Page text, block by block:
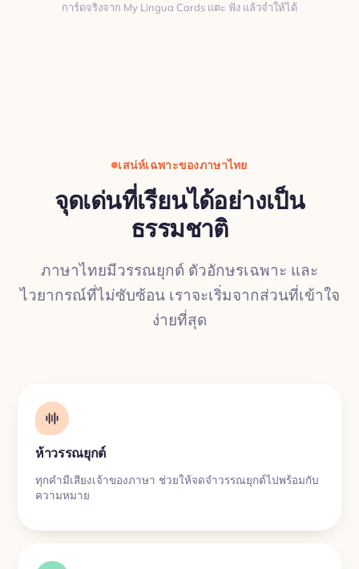
การ์ดจริงจาก My Lingua Cards แตะ ฟัง แล้วจำให้ได้
เสน่ห์เฉพาะของภาษาไทย
จุดเด่นที่เรียนได้อย่างเป็น
ธรรมชาติ
ภาษาไทยมีวรรณยุกต์ ตัวอักษรเฉพาะ และ
ไวยากรณ์ที่ไม่ซับซ้อน เราจะเริ่มจากส่วนที่เข้าใจ
ง่ายที่สุด
ห้าวรรณยุกต์
ทุกคำมีเสียงเจ้าของภาษา ช่วยให้จดจำวรรณยุกต์ไปพร้อมกับ
ความหมาย